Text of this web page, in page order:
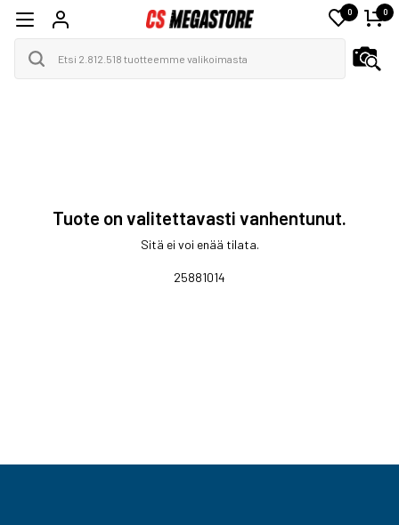
0 0
Tuote on valitettavasti vanhentunut.
Sitä ei voi enää tilata.
25881014